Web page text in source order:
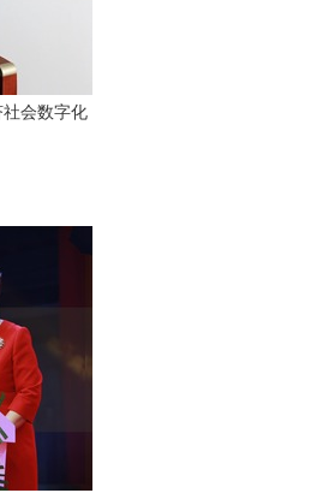
会数字化